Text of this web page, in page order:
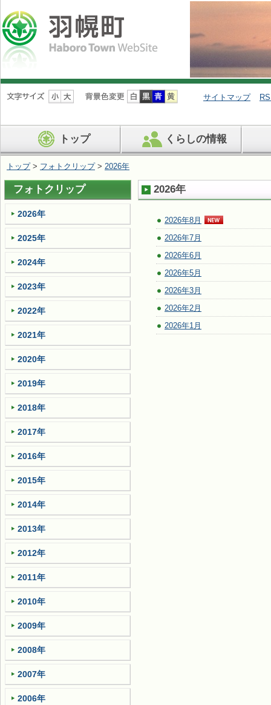
ナ
ビ
ン
を
ば
す
サイトマップ
トップ くらしの情報
トップ> フォトクリップ> 2026年
2026年
2026年8月
2026年7月
2026年6月
2026年5月
2026年3月
2026年2月
2026年1月
フォトクリップ
2026年
2025年
2024年
2023年
2022年
2021年
2020年
2019年
2018年
2017年
2016年
2015年
2014年
2013年
2012年
2011年
2010年
2009年
2008年
2007年
2006年